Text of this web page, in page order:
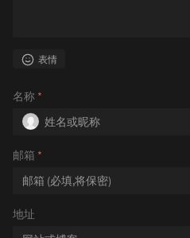
表情
名称 *
邮箱 *
地址